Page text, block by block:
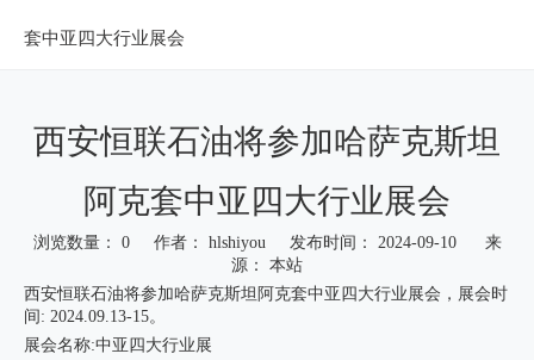
套中亚四大行业展会
西安恒联石油将参加哈萨克斯坦
阿克套中亚四大行业展会
浏览数量： 0作者： hlshiyou 发布时间： 2024-09-10 来
源： 本站
西安恒联石油将参加哈萨克斯坦阿克套中亚四大行业展会，展会时
间: 2024.09.13-15。
展会名称:中亚四大行业展